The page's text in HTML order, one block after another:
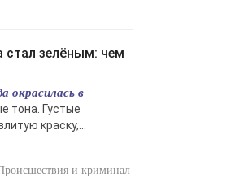
окрасилась в
тона. Густые
краску,...
и криминал